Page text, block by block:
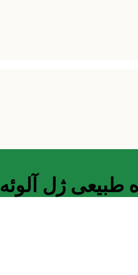
ژل آلوئه